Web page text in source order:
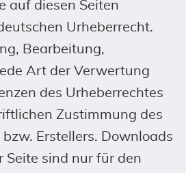
auf diesen Seiten
Urheberrecht.
Bearbeitung,
Art der Verwertung
des Urheberrechtes
Zustimmung des
Erstellers. Downloads
Seite sind nur für den